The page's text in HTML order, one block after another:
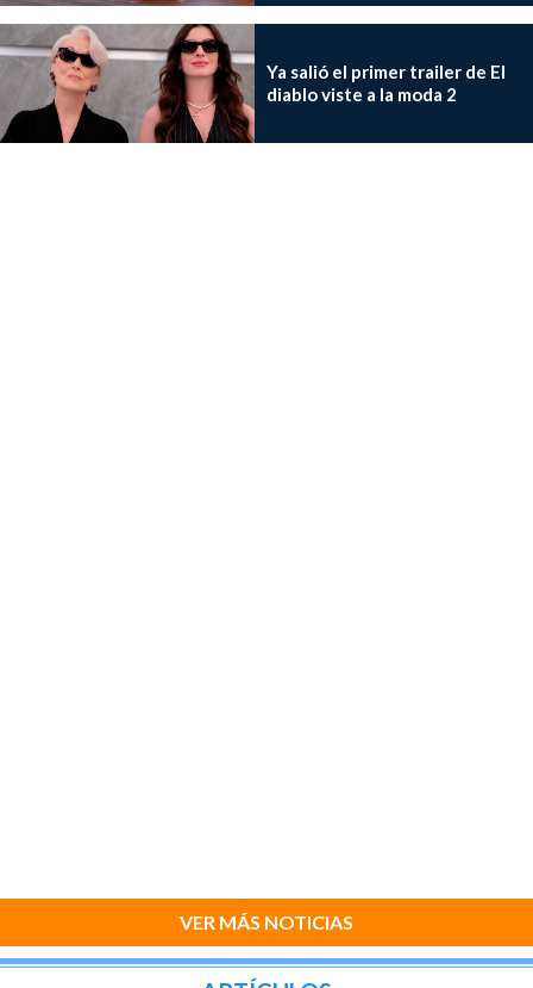
Ya salió el primer trailer de El
diablo viste a la moda 2
VER MÁS NOTICIAS